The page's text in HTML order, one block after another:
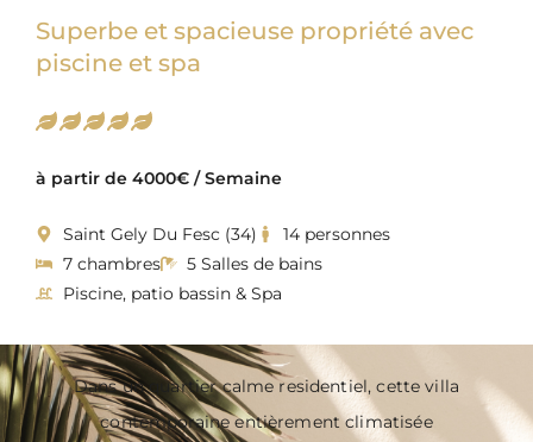
Superbe et spacieuse propriété avec
piscine et spa
à partir de 4000€ / Semaine
Saint Gely Du Fesc (34)
14 personnes
7 chambres
5 Salles de bains
Piscine, patio bassin & Spa
Dans un quartier calme residentiel, cette villa
contemporaine entièrement climatisée